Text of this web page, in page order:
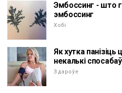
Эмбоссинг - што
эмбоссинг
Хобі
Як хутка панізіць
некалькі спосабаў
Здароўе